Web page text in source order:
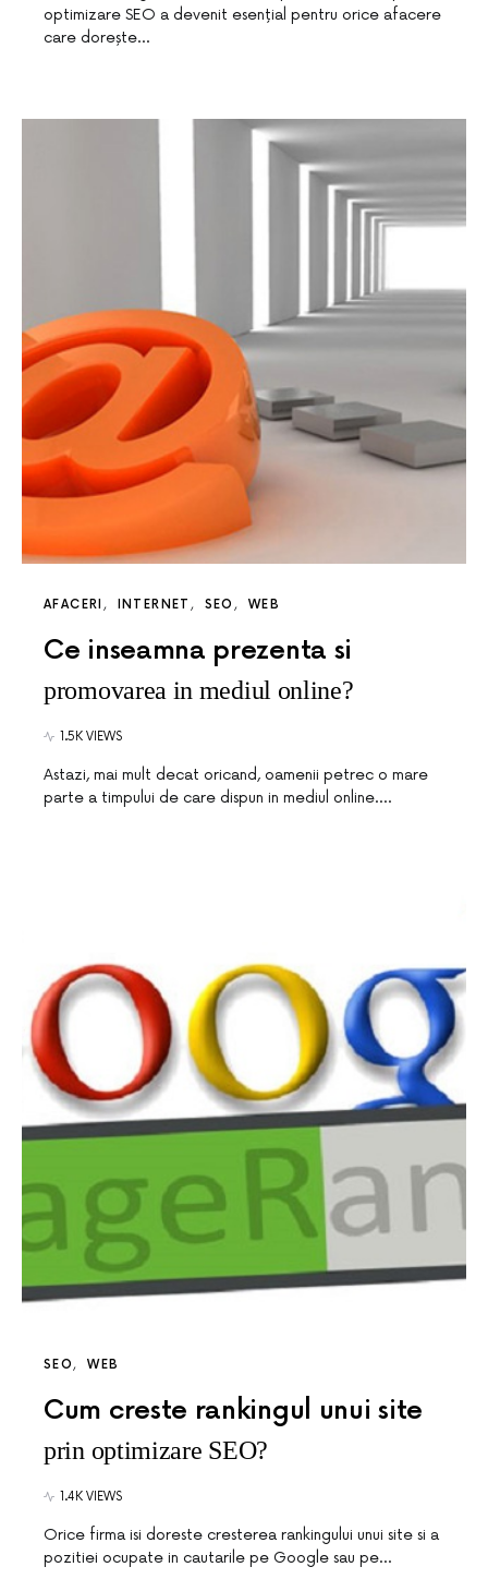
optimizare SEO a devenit esențial pentru orice afacere
care dorește…
AFACERI INTERNET SEO WEB
Ce inseamna prezenta si
promovarea in mediul online?
1.5K VIEWS
Astazi, mai mult decat oricand, oamenii petrec o mare
parte a timpului de care dispun in mediul online.…
SEO WEB
Cum creste rankingul unui site
prin optimizare SEO?
1.4K VIEWS
Orice firma isi doreste cresterea rankingului unui site si a
pozitiei ocupate in cautarile pe Google sau pe…